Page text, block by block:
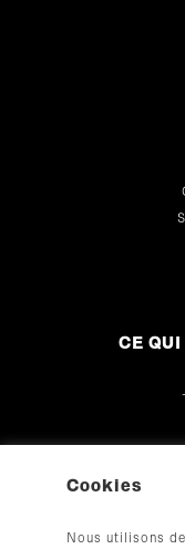
CE
Cookies
Nous utilisons